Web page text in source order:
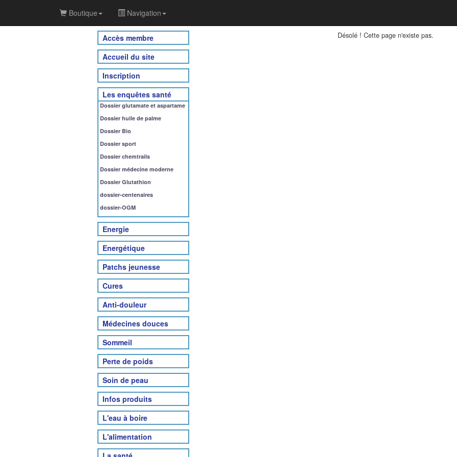
Boutique Navigation
Accès membre
Accueil du site
Inscription
Les enquêtes santé
Dossier glutamate et aspartame
Dossier huile de palme
Dossier Bio
Dossier sport
Dossier chemtrails
Dossier médecine moderne
Dossier Glutathion
dossier-centenaires
dossier-OGM
Energie
Energétique
Patchs jeunesse
Cures
Anti-douleur
Médecines douces
Sommeil
Perte de poids
Soin de peau
Infos produits
L'eau à boire
L'alimentation
Désolé ! Cette page n'existe pas.